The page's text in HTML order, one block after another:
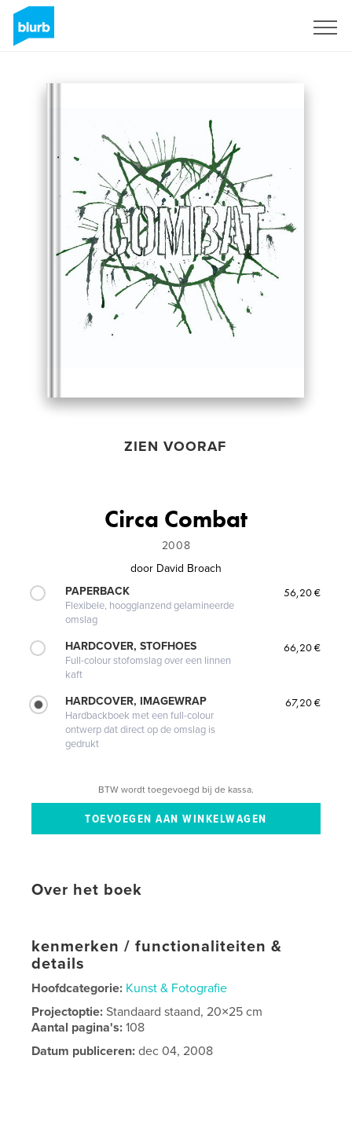
ZIEN VOORAF
Circa Combat
2008
door David Broach
PAPERBACK
Flexibele, hoogglanzend gelamineerde
omslag
56,20 €
HARDCOVER, STOFHOES
Full-colour stofomslag over een linnen
kaft
66,20 €
HARDCOVER, IMAGEWRAP
Hardbackboek met een full-colour
ontwerp dat direct op de omslag is
gedrukt
67,20 €
BTW wordt toegevoegd bij de kassa.
Over het boek
kenmerken / functionaliteiten &
details
Hoofdcategorie: Kunst & Fotografie
Projectoptie:Standaard staand, 20×25 cm
Aantal pagina's:108
Datum publiceren: dec 04, 2008